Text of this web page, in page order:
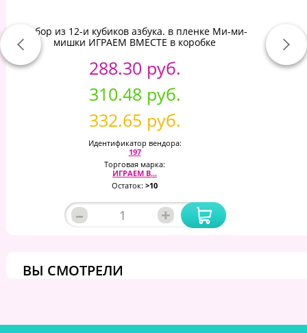
Набор из 12-и кубиков азбука. в пленке Ми-ми-
мишки ИГРАЕМ ВМЕСТЕ в коробке
288.30 руб.
310.48 руб.
332.65 руб.
Идентификатор вендора:
197
Торговая марка:
ИГРАЕМ В...
Остаток: >10
– +
ВЫ СМОТРЕЛИ